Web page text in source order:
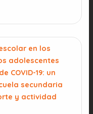
en los
adolescentes
COVID-19: un
secundaria
y actividad